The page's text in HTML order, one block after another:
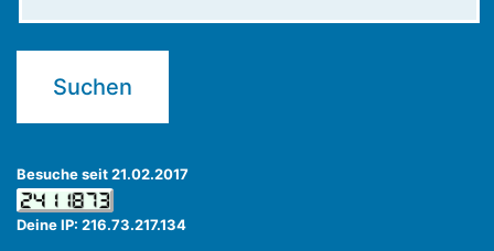
Besuche seit 21.02.2017
Deine IP: 216.73.217.134